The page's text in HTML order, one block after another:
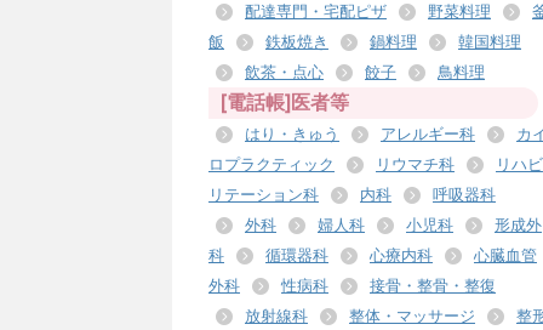
配達専門・宅配ピザ
野菜料理
飯
鉄板焼き 鍋料理
韓国料理
飲茶・点心
餃子 鳥料理
[電話帳]医者等
はり・きゅう アレルギー科
カ
ロプラクティック
リウマチ科
リハビ
リテーション科
内科
呼吸器科
外科
婦人科 小児科
形成外
科
循環器科 心療内科
心臓血管
外科
性病科
接骨・整骨・整復
放射線科
整体・マッサージ
整